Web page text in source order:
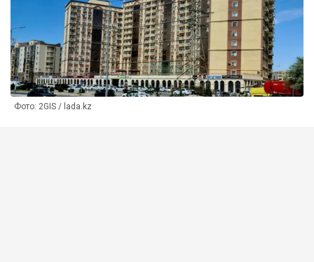
Фото: 2GIS / lada.kz